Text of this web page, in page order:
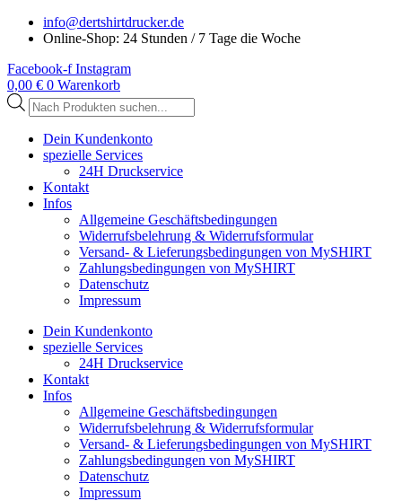
Zum
Inhalt
info@dertshirtdrucker.de
Online-Shop: 24 Stunden / 7 Tage die Woche
Facebook-f Instagram
0,00 € 0 Warenkorb
Products
search
Dein Kundenkonto
spezielle Services
24H Druckservice
Kontakt
Infos
Allgemeine Geschäftsbedingungen
Widerrufsbelehrung & Widerrufsformular
Versand- & Lieferungsbedingungen von MySHIRT
Zahlungsbedingungen von MySHIRT
Datenschutz
Impressum
Dein Kundenkonto
spezielle Services
24H Druckservice
Kontakt
Infos
Allgemeine Geschäftsbedingungen
Widerrufsbelehrung & Widerrufsformular
Versand- & Lieferungsbedingungen von MySHIRT
Zahlungsbedingungen von MySHIRT
Datenschutz
Impressum